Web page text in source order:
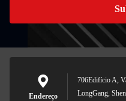
Endereço
706Edifício A,
LongGang,